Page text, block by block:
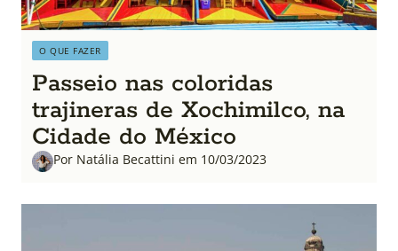
O QUE FAZER
Passeio nas coloridas
trajineras de Xochimilco, na
Cidade do México
Por Natália Becattini em 10/03/2023